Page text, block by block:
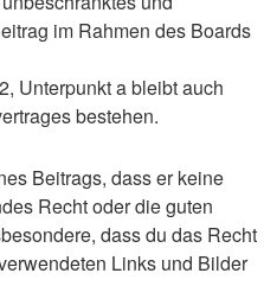
im Rahmen des Boards
Unterpunkt a bleibt auch
bestehen.
Beitrags, dass er keine
Recht oder die guten
dass du das Recht
Links und Bilder